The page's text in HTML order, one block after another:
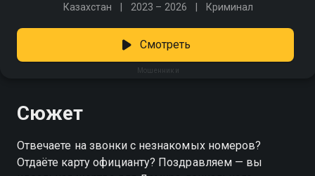
Казахстан 2023 – 2026 Криминал
Мошенники
Смотреть
Сюжет
Отвечаете на звонки с незнакомых номеров?
Отдаёте карту официанту? Поздравляем — вы